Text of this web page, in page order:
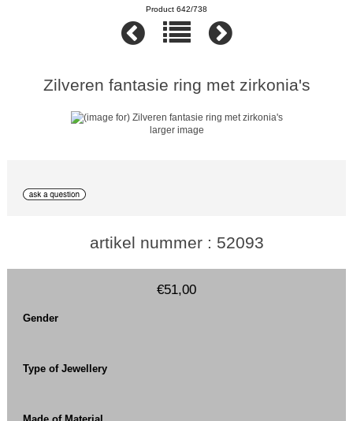
Product 642/738
Zilveren fantasie ring met zirkonia's
larger image
artikel nummer : 52093
€51,00
Gender
Type of Jewellery